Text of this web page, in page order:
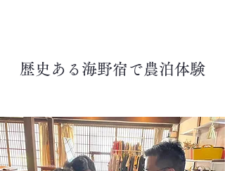
​歴史ある海野宿で農泊体験